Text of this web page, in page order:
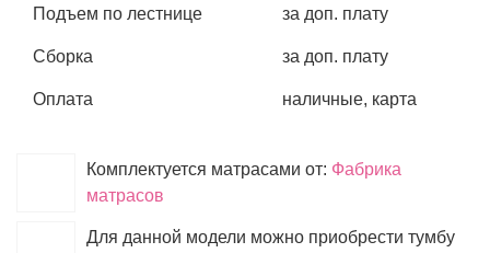
Подъем по лестнице за доп. плату
Сборка за доп. плату
Оплата наличные, карта
Комплектуется матрасами от: Фабрика
матрасов
Для данной модели можно приобрести тумбу